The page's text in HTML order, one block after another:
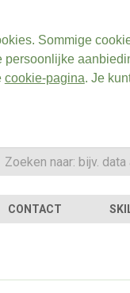
Sommige
cookie-pagina. Je
CONTACT